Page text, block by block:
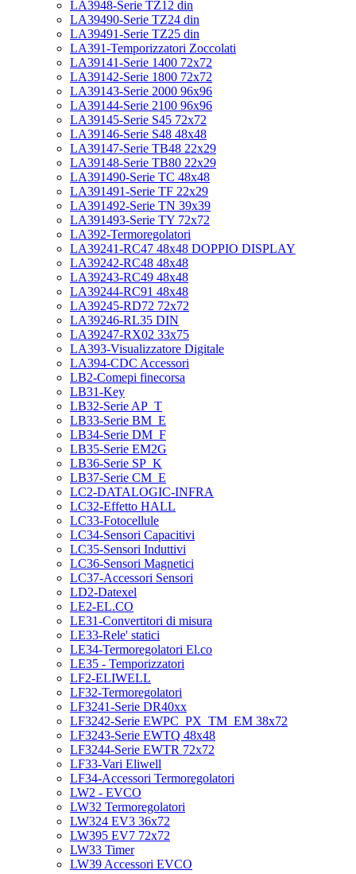
LA3948-Serie TZ12 din
LA39490-Serie TZ24 din
LA39491-Serie TZ25 din
LA391-Temporizzatori Zoccolati
LA39141-Serie 1400 72x72
LA39142-Serie 1800 72x72
LA39143-Serie 2000 96x96
LA39144-Serie 2100 96x96
LA39145-Serie S45 72x72
LA39146-Serie S48 48x48
LA39147-Serie TB48 22x29
LA39148-Serie TB80 22x29
LA391490-Serie TC 48x48
LA391491-Serie TF 22x29
LA391492-Serie TN 39x39
LA391493-Serie TY 72x72
LA392-Termoregolatori
LA39241-RC47 48x48 DOPPIO DISPLAY
LA39242-RC48 48x48
LA39243-RC49 48x48
LA39244-RC91 48x48
LA39245-RD72 72x72
LA39246-RL35 DIN
LA39247-RX02 33x75
LA393-Visualizzatore Digitale
LA394-CDC Accessori
LB2-Comepi finecorsa
LB31-Key
LB32-Serie AP_T
LB33-Serie BM_E
LB34-Serie DM_F
LB35-Serie EM2G
LB36-Serie SP_K
LB37-Serie CM_E
LC2-DATALOGIC-INFRA
LC32-Effetto HALL
LC33-Fotocellule
LC34-Sensori Capacitivi
LC35-Sensori Induttivi
LC36-Sensori Magnetici
LC37-Accessori Sensori
LD2-Datexel
LE2-EL.CO
LE31-Convertitori di misura
LE33-Rele' statici
LE34-Termoregolatori El.co
LE35 - Temporizzatori
LF2-ELIWELL
LF32-Termoregolatori
LF3241-Serie DR40xx
LF3242-Serie EWPC_PX_TM_EM 38x72
LF3243-Serie EWTQ 48x48
LF3244-Serie EWTR 72x72
LF33-Vari Eliwell
LF34-Accessori Termoregolatori
LW2 - EVCO
LW32 Termoregolatori
LW324 EV3 36x72
LW395 EV7 72x72
LW33 Timer
LW39 Accessori EVCO